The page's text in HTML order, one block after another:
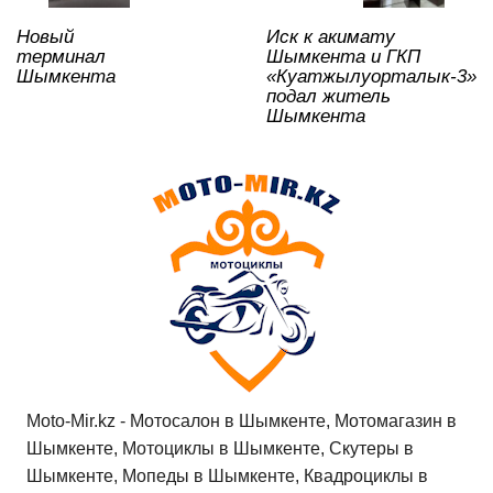
k
Новый
терминал
Шымкента
Иск к акимату
Шымкента и ГКП
«Куатжылуорталык-3»
подал житель
Шымкента
Moto-Mir.kz - Мотосалон в Шымкенте, Мотомагазин в
Шымкенте, Мотоциклы в Шымкенте, Скутеры в
Шымкенте, Мопеды в Шымкенте, Квадроциклы в